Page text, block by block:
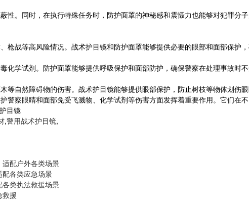
性。同时，在执行特殊任务时，防护面罩的神秘感和震慑力也能够对犯罪分子
枪战等高风险情况。战术护目镜和防护面罩能够提供必要的眼部和面部保护，
化学试剂。防护面罩能够提供呼吸保护和面部防护，确保警察在处理事故时不
等自然障碍物的伤害。战术护目镜能够提供眼部保护，防止树枝等物体划伤
警察眼睛和面部免受飞溅物、化学试剂等伤害方面发挥着重要作用。它们在
目镜
,警用战术护目镜,
配户外各类场景
各类应急场景
类执法救援场景
救援